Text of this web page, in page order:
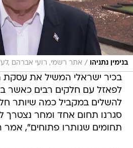
בנימין נתניהו / אתר רשמי, רועי אברהם
בכיר ישראלי המשיל את עסקת
לפאזל עם חלקים רבים כאשר
להשלים במקביל כמה שיותר
סגרנו תחום אחד ומחר נצטרך
תחומים שנותרו פתוחים", אמר